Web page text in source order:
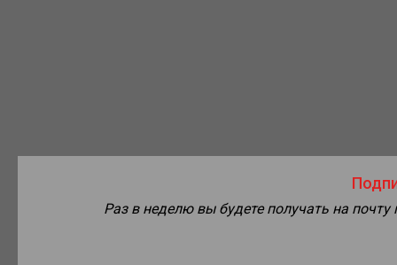
Раз в неделю вы будете получать на